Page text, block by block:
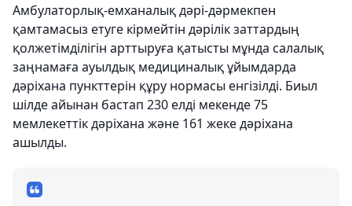
Амбулаторлық-емханалық дәрі-дәрмекпен
қамтамасыз етуге кірмейтін дәрілік заттардың
қолжетімділігін арттыруға қатысты мұнда салалық
заңнамаға ауылдық медициналық ұйымдарда
дәріхана пункттерін құру нормасы енгізілді. Биыл
шілде айынан бастап 230 елді мекенде 75
мемлекеттік дәріхана және 161 жеке дәріхана
ашылды.